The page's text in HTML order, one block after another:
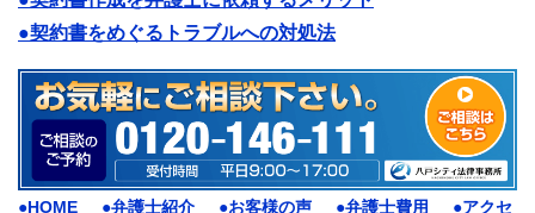
●契約書をめぐるトラブルへの対処法
●HOME ●弁護士紹介 ●お客様の声 ●弁護士費用
●アクセ